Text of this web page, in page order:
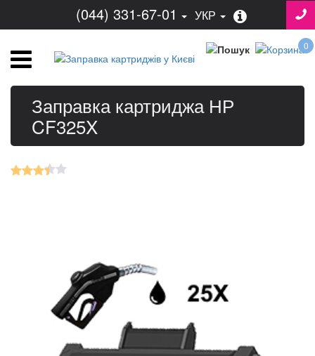
(044) 331-67-01 УКР
0
Заправка картриджа НР
CF325X